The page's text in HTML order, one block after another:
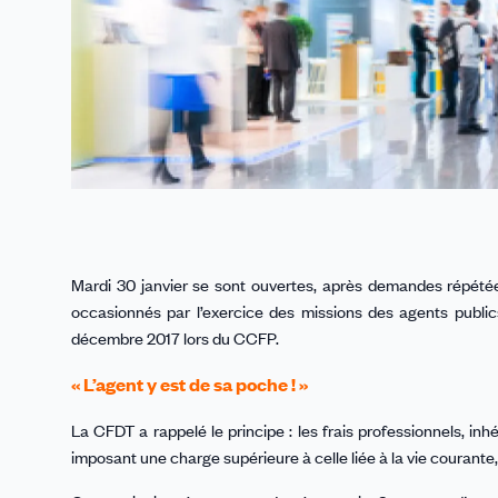
Mardi 30 janvier se sont ouvertes, après demandes
occasionnés par l’exercice des missions des agents
décembre 2017 lors du CCFP.
« L’agent y est de sa poche ! »
La CFDT a rappelé le principe : les frais professionnels,
imposant une charge supérieure à celle liée à la vie